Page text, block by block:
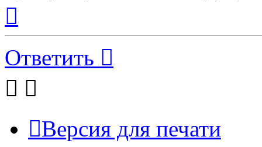
началу
Ответить
Версия для печати